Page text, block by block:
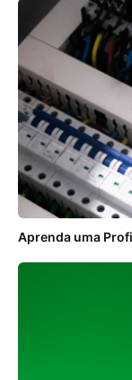
Aprenda uma